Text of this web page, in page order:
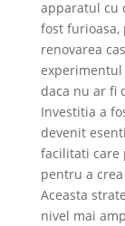
apparatul cu
fost
renovarea
daca nu ar fi
Investitia a
devenit
facilitati care
pentru a
Aceasta
nivel mai